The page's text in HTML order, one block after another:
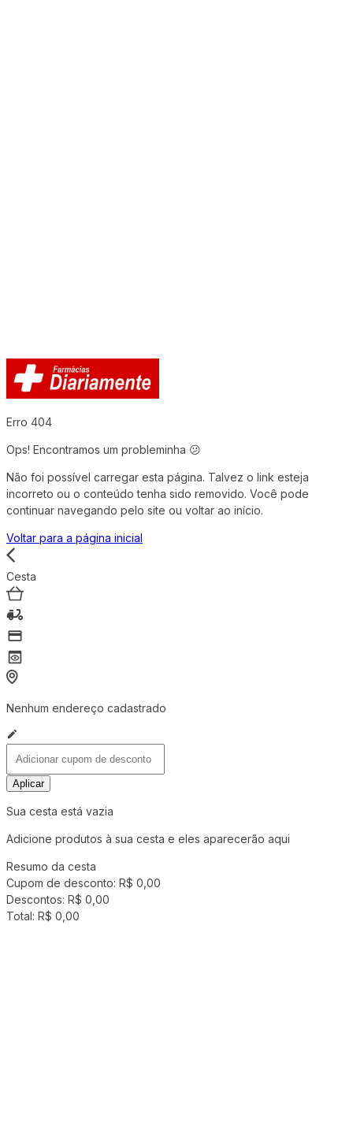
Erro 404
Ops! Encontramos um probleminha 😕
Não foi possível carregar esta página. Talvez o link esteja
incorreto ou o conteúdo tenha sido removido. Você pode
continuar navegando pelo site ou voltar ao início.
Voltar para a página inicial
Cesta
Nenhum endereço cadastrado
Aplicar
Sua cesta está vazia
Adicione produtos à sua cesta e eles aparecerão aqui
Resumo da cesta
Cupom de desconto: R$ 0,00
Descontos: R$ 0,00
Total: R$ 0,00